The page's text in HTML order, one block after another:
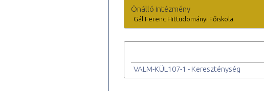
Önálló intézmény
Gál Ferenc Hittudományi Főiskola
VALM-KÜL107-1 - Kereszténység